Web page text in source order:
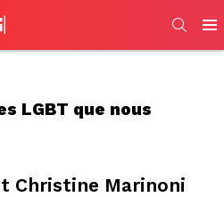
LGBT que nous
Christine Marinoni